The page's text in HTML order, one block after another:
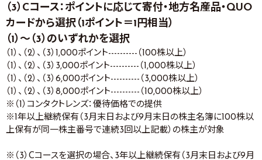
（3）Cコース：ポイントに応じて寄付・地方名産品・QUO
カードから選択（1ポイント＝1円相当）
（1）～（3）のいずれかを選択
（1）、（2）、（3）1,000ポイント----------（100株以上）
（1）、（2）、（3）3,000ポイント----------（1,000株以上）
（1）、（2）、（3）6,000ポイント----------（3,000株以上）
（1）、（2）、（3）8,000ポイント----------（10,000株以上）
※（1）コンタクトレンズ：優待価格での提供
※1年以上継続保有（3月末日および9月末日の株主名簿に100株以
上保有が同一株主番号で連続3回以上記載）の株主が対象
※（3）Cコースを選択の場合、3年以上継続保有（3月末日および9月